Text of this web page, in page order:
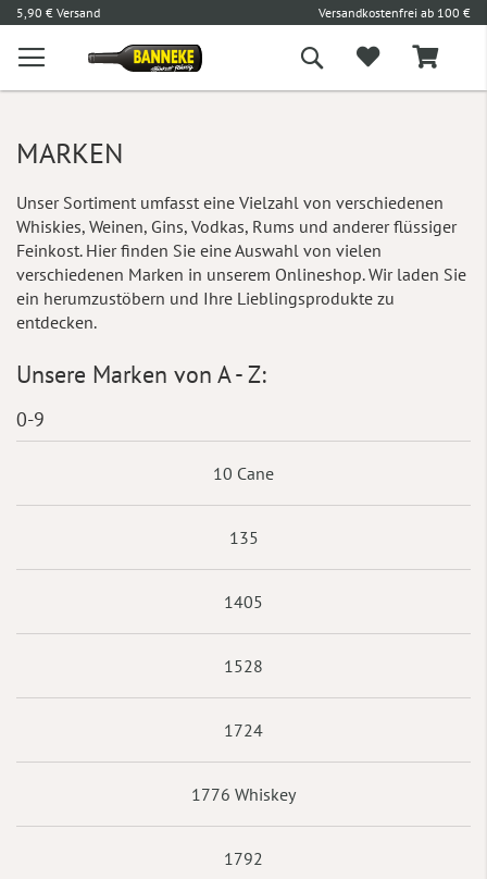
5,90 € Versand Versandkostenfrei ab 100 €
Suche
MARKEN
Unser Sortiment umfasst eine Vielzahl von verschiedenen
Whiskies, Weinen, Gins, Vodkas, Rums und anderer flüssiger
Feinkost. Hier finden Sie eine Auswahl von vielen
verschiedenen Marken in unserem Onlineshop. Wir laden Sie
ein herumzustöbern und Ihre Lieblingsprodukte zu
entdecken.
Unsere Marken von A - Z:
0-9
10 Cane
135
1405
1528
1724
1776 Whiskey
1792